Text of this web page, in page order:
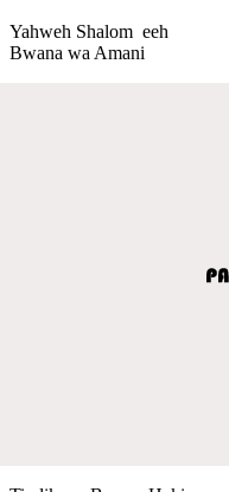
Yahweh Shalom eeh
Bwana wa Amani